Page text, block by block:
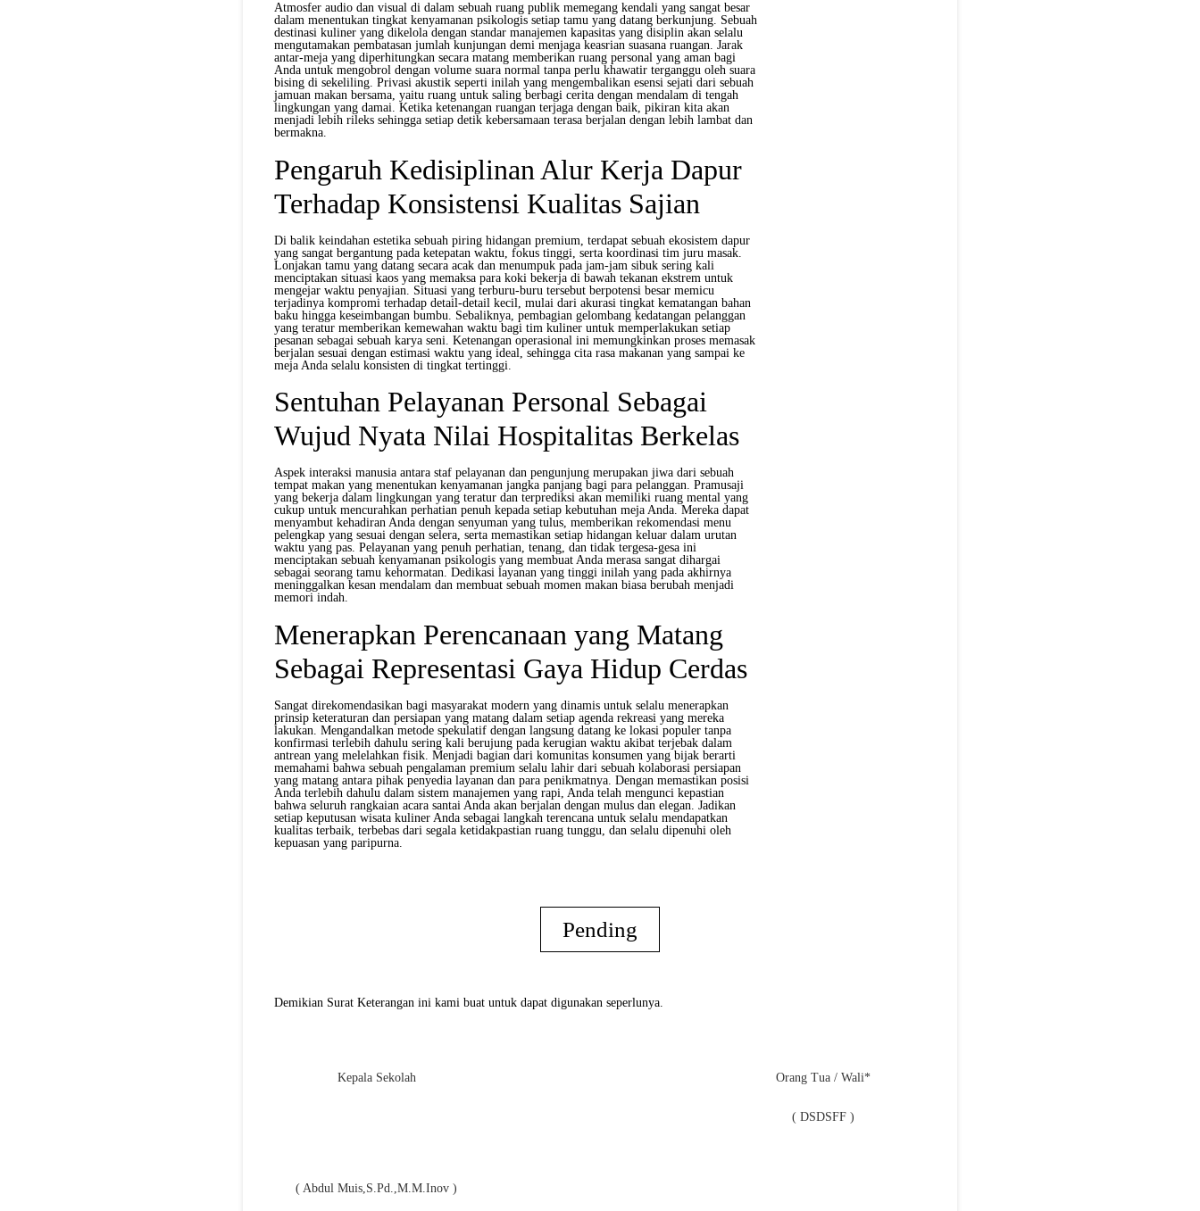
Atmosfer audio dan visual di dalam sebuah ruang publik memegang kendali yang sangat besar
dalam menentukan tingkat kenyamanan psikologis setiap tamu yang datang berkunjung. Sebuah
destinasi kuliner yang dikelola dengan standar manajemen kapasitas yang disiplin akan selalu
mengutamakan pembatasan jumlah kunjungan demi menjaga keasrian suasana ruangan. Jarak
antar-meja yang diperhitungkan secara matang memberikan ruang personal yang aman bagi
Anda untuk mengobrol dengan volume suara normal tanpa perlu khawatir terganggu oleh suara
bising di sekeliling. Privasi akustik seperti inilah yang mengembalikan esensi sejati dari sebuah
jamuan makan bersama, yaitu ruang untuk saling berbagi cerita dengan mendalam di tengah
lingkungan yang damai. Ketika ketenangan ruangan terjaga dengan baik, pikiran kita akan
menjadi lebih rileks sehingga setiap detik kebersamaan terasa berjalan dengan lebih lambat dan
bermakna.
Pengaruh Kedisiplinan Alur Kerja Dapur
Terhadap Konsistensi Kualitas Sajian
Di balik keindahan estetika sebuah piring hidangan premium, terdapat sebuah ekosistem dapur
yang sangat bergantung pada ketepatan waktu, fokus tinggi, serta koordinasi tim juru masak.
Lonjakan tamu yang datang secara acak dan menumpuk pada jam-jam sibuk sering kali
menciptakan situasi kaos yang memaksa para koki bekerja di bawah tekanan ekstrem untuk
mengejar waktu penyajian. Situasi yang terburu-buru tersebut berpotensi besar memicu
terjadinya kompromi terhadap detail-detail kecil, mulai dari akurasi tingkat kematangan bahan
baku hingga keseimbangan bumbu. Sebaliknya, pembagian gelombang kedatangan pelanggan
yang teratur memberikan kemewahan waktu bagi tim kuliner untuk memperlakukan setiap
pesanan sebagai sebuah karya seni. Ketenangan operasional ini memungkinkan proses memasak
berjalan sesuai dengan estimasi waktu yang ideal, sehingga cita rasa makanan yang sampai ke
meja Anda selalu konsisten di tingkat tertinggi.
Sentuhan Pelayanan Personal Sebagai
Wujud Nyata Nilai Hospitalitas Berkelas
Aspek interaksi manusia antara staf pelayanan dan pengunjung merupakan jiwa dari sebuah
tempat makan yang menentukan kenyamanan jangka panjang bagi para pelanggan. Pramusaji
yang bekerja dalam lingkungan yang teratur dan terprediksi akan memiliki ruang mental yang
cukup untuk mencurahkan perhatian penuh kepada setiap kebutuhan meja Anda. Mereka dapat
menyambut kehadiran Anda dengan senyuman yang tulus, memberikan rekomendasi menu
pelengkap yang sesuai dengan selera, serta memastikan setiap hidangan keluar dalam urutan
waktu yang pas. Pelayanan yang penuh perhatian, tenang, dan tidak tergesa-gesa ini
menciptakan sebuah kenyamanan psikologis yang membuat Anda merasa sangat dihargai
sebagai seorang tamu kehormatan. Dedikasi layanan yang tinggi inilah yang pada akhirnya
meninggalkan kesan mendalam dan membuat sebuah momen makan biasa berubah menjadi
memori indah.
Menerapkan Perencanaan yang Matang
Sebagai Representasi Gaya Hidup Cerdas
Sangat direkomendasikan bagi masyarakat modern yang dinamis untuk selalu menerapkan
prinsip keteraturan dan persiapan yang matang dalam setiap agenda rekreasi yang mereka
lakukan. Mengandalkan metode spekulatif dengan langsung datang ke lokasi populer tanpa
konfirmasi terlebih dahulu sering kali berujung pada kerugian waktu akibat terjebak dalam
antrean yang melelahkan fisik. Menjadi bagian dari komunitas konsumen yang bijak berarti
memahami bahwa sebuah pengalaman premium selalu lahir dari sebuah kolaborasi persiapan
yang matang antara pihak penyedia layanan dan para penikmatnya. Dengan memastikan posisi
Anda terlebih dahulu dalam sistem manajemen yang rapi, Anda telah mengunci kepastian
bahwa seluruh rangkaian acara santai Anda akan berjalan dengan mulus dan elegan. Jadikan
setiap keputusan wisata kuliner Anda sebagai langkah terencana untuk selalu mendapatkan
kualitas terbaik, terbebas dari segala ketidakpastian ruang tunggu, dan selalu dipenuhi oleh
kepuasan yang paripurna.
Pending
Demikian Surat Keterangan ini kami buat untuk dapat digunakan seperlunya.
Kepala Sekolah
( Abdul Muis,S.Pd.,M.M.Inov )
Orang Tua / Wali*
( DSDSFF )